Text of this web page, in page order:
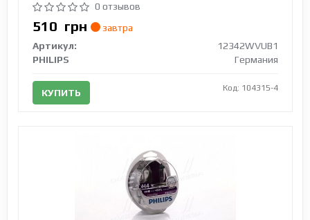
0 отзывов
510 грн
завтра
Артикул:
12342WVUB1
PHILIPS
Германия
КУПИТЬ Код: 104315-4